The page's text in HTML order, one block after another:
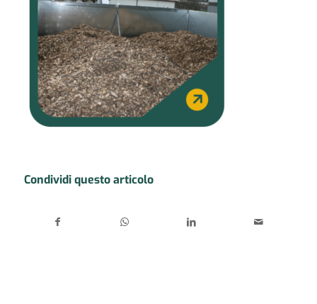
Condividi questo articolo